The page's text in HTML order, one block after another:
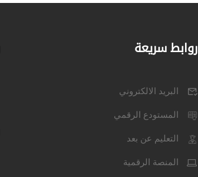
روابط سريعة
البريد الالكتروني
المستودع الرقمي
التعليم عن بعد
المنصة الرقمية